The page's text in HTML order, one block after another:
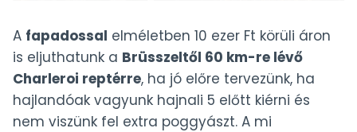
A fapadossal elméletben 10 ezer Ft körüli áron
is eljuthatunk a Brüsszeltől 60 km-re lévő
Charleroi reptérre, ha jó előre tervezünk, ha
hajlandóak vagyunk hajnali 5 előtt kiérni és
nem viszünk fel extra poggyászt. A mi